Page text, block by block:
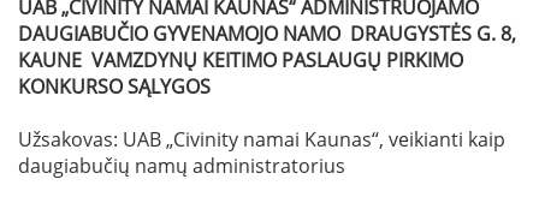
UAB „CIVINITY NAMAI KAUNAS“ ADMINISTRUOJAMO
DAUGIABUČIO GYVENAMOJO NAMO DRAUGYSTĖS G. 8,
KAUNE VAMZDYNŲ KEITIMO PASLAUGŲ PIRKIMO
KONKURSO SĄLYGOS
Užsakovas: UAB „Civinity namai Kaunas“, veikianti kaip
daugiabučių namų administratorius